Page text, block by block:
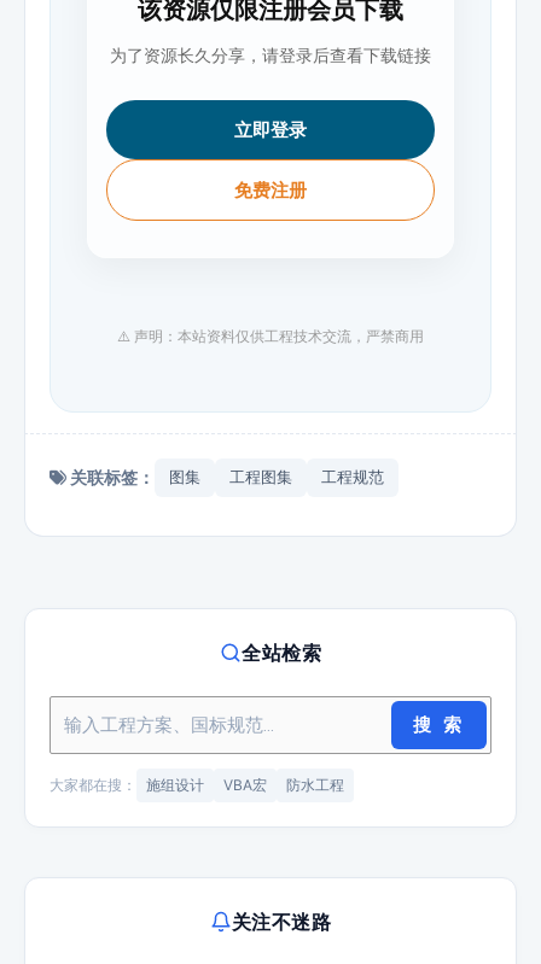
该资源仅限注册会员下载
为了资源长久分享，请登录后查看下载链接
立即登录
免费注册
⚠️ 声明：本站资料仅供工程技术交流，严禁商用
关联标签： 图集 工程图集 工程规范
全站检索
搜 索
大家都在搜： 施组设计 VBA宏 防水工程
关注不迷路